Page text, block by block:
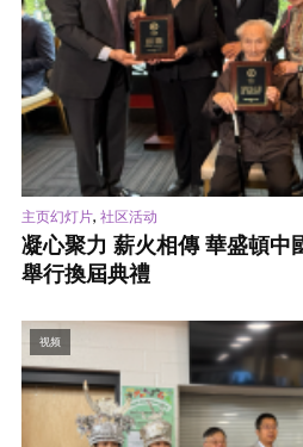
主页幻灯片, 社区活动
凝心聚力 薪火相傳 華盛頓中
舉行換屆典禮
视频